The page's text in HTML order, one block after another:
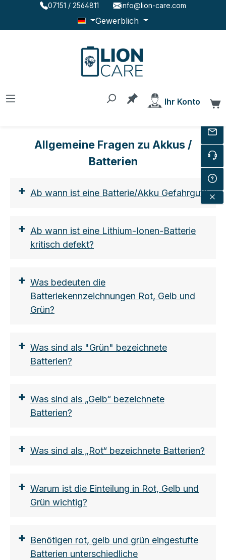
Zum Hauptinhalt springen
07151 / 2564811 info@lion-care.com
Gewerblich
Du hast 0 Produkte
Ihr Konto
Allgemeine Fragen zu Akkus /
Batterien
+ Ab wann ist eine Batterie/Akku Gefahrgut?
Ab einem Energienennwert von mehr
als 100 Wh werden Batterien als
der Lithiumgehalt in Gramm
Der Grenzwert liegt hier bei 2g pro
Lithium-Batterie ca. 1g, Lithium-
sowohl Nennenergie in Wh als auch
Lithiumgehalt in Gramm
https://www.lion-
care.com/aktuelles/blog/transportvorschri
+ Ab wann ist eine Lithium-Ionen-Batterie
kritisch defekt?
+ Was bedeuten die
Batteriekennzeichnungen Rot, Gelb und
Grün?
+ Was sind als "Grün" bezeichnete
Batterien?
+ Was sind als „Gelb“ bezeichnete
Batterien?
+ Was sind als „Rot“ bezeichnete Batterien?
+ Warum ist die Einteilung in Rot, Gelb und
Grün wichtig?
+ Benötigen rot, gelb und grün eingestufte
Batterien unterschiedliche